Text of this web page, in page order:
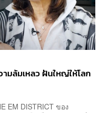
มล้มเหลว ฝันใหญ่ให้โลก
EM DISTRICT ของ